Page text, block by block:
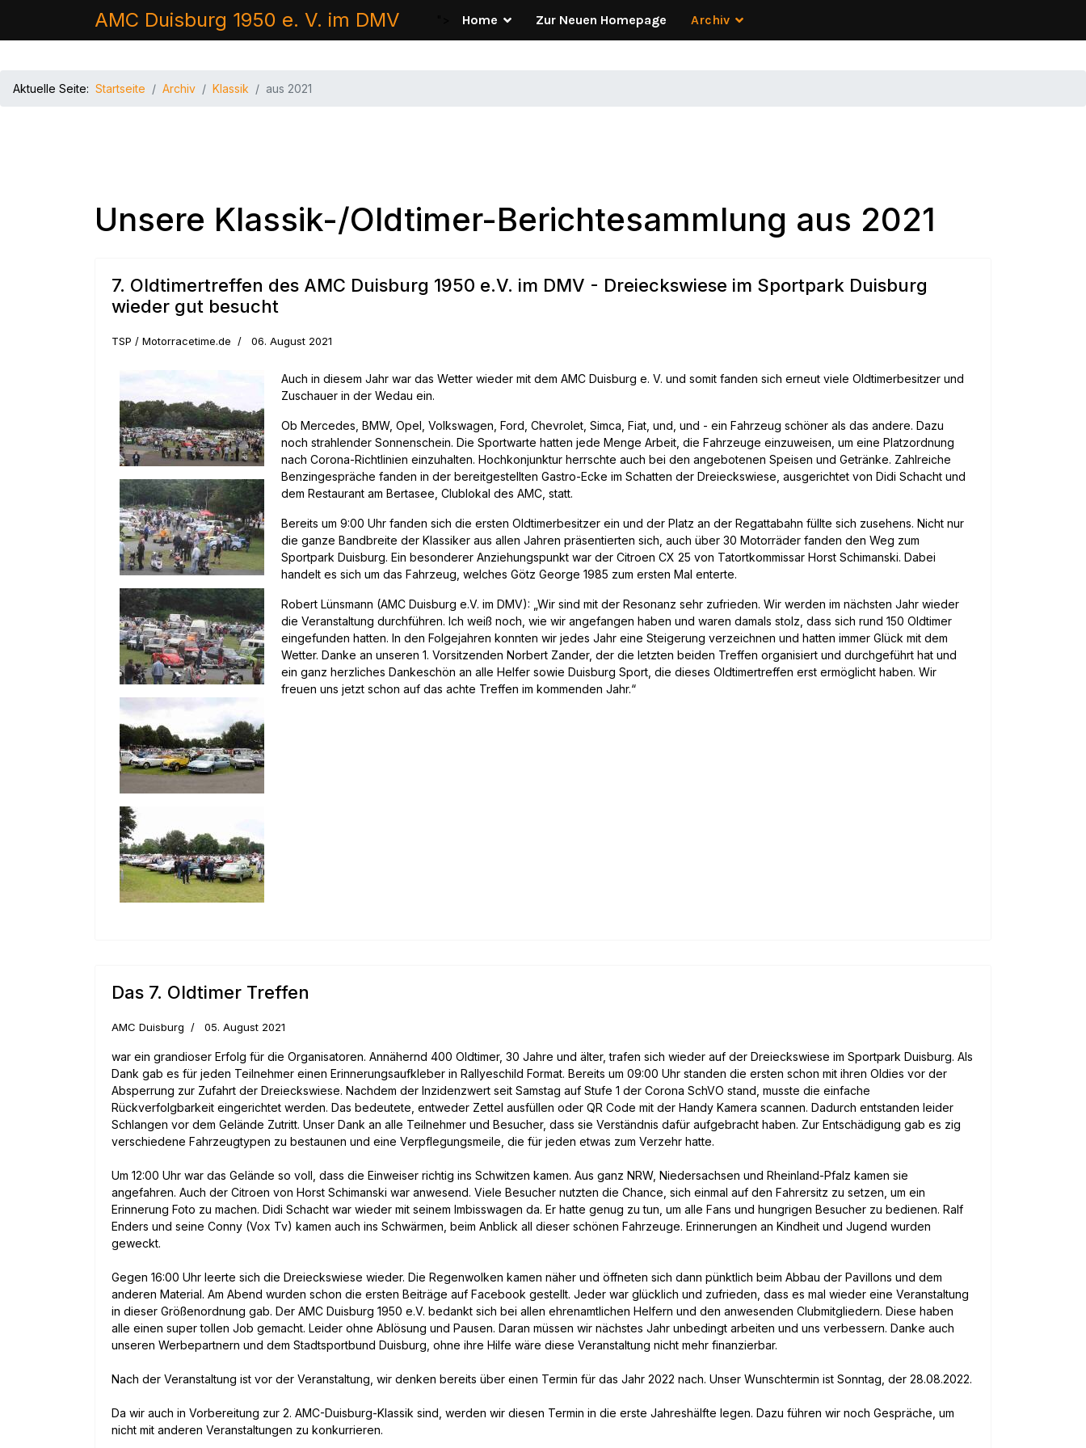
AMC Duisburg 1950 e. V. im DMV Home Zur Neuen Homepage Archiv
Aktuelle Seite: Startseite Archiv Klassik aus 2021
Unsere Klassik-/Oldtimer-Berichtesammlung aus 2021
7. Oldtimertreffen des AMC Duisburg 1950 e.V. im DMV - Dreieckswiese im Sportpark Duisburg
wieder gut besucht
TSP / Motorracetime.de 06. August 2021
Auch in diesem Jahr war das Wetter wieder mit dem AMC Duisburg e. V. und somit fanden sich erneut viele Oldtimerbesitzer und
Zuschauer in der Wedau ein.
Ob Mercedes, BMW, Opel, Volkswagen, Ford, Chevrolet, Simca, Fiat, und, und - ein Fahrzeug schöner als das andere. Dazu
noch strahlender Sonnenschein. Die Sportwarte hatten jede Menge Arbeit, die Fahrzeuge einzuweisen, um eine Platzordnung
nach Corona-Richtlinien einzuhalten. Hochkonjunktur herrschte auch bei den angebotenen Speisen und Getränke. Zahlreiche
Benzingespräche fanden in der bereitgestellten Gastro-Ecke im Schatten der Dreieckswiese, ausgerichtet von Didi Schacht und
dem Restaurant am Bertasee, Clublokal des AMC, statt.
Bereits um 9:00 Uhr fanden sich die ersten Oldtimerbesitzer ein und der Platz an der Regattabahn füllte sich zusehens. Nicht nur
die ganze Bandbreite der Klassiker aus allen Jahren präsentierten sich, auch über 30 Motorräder fanden den Weg zum
Sportpark Duisburg. Ein besonderer Anziehungspunkt war der Citroen CX 25 von Tatortkommissar Horst Schimanski. Dabei
handelt es sich um das Fahrzeug, welches Götz George 1985 zum ersten Mal enterte.
Robert Lünsmann (AMC Duisburg e.V. im DMV): „Wir sind mit der Resonanz sehr zufrieden. Wir werden im nächsten Jahr wieder
die Veranstaltung durchführen. Ich weiß noch, wie wir angefangen haben und waren damals stolz, dass sich rund 150 Oldtimer
eingefunden hatten. In den Folgejahren konnten wir jedes Jahr eine Steigerung verzeichnen und hatten immer Glück mit dem
Wetter. Danke an unseren 1. Vorsitzenden Norbert Zander, der die letzten beiden Treffen organisiert und durchgeführt hat und
ein ganz herzliches Dankeschön an alle Helfer sowie Duisburg Sport, die dieses Oldtimertreffen erst ermöglicht haben. Wir
freuen uns jetzt schon auf das achte Treffen im kommenden Jahr.“
Das 7. Oldtimer Treffen
AMC Duisburg 05. August 2021
war ein grandioser Erfolg für die Organisatoren. Annähernd 400 Oldtimer, 30 Jahre und älter, trafen sich wieder auf der Dreieckswiese im Sportpark Duisburg. Als
Dank gab es für jeden Teilnehmer einen Erinnerungsaufkleber in Rallyeschild Format. Bereits um 09:00 Uhr standen die ersten schon mit ihren Oldies vor der
Absperrung zur Zufahrt der Dreieckswiese. Nachdem der Inzidenzwert seit Samstag auf Stufe 1 der Corona SchVO stand, musste die einfache
Rückverfolgbarkeit eingerichtet werden. Das bedeutete, entweder Zettel ausfüllen oder QR Code mit der Handy Kamera scannen. Dadurch entstanden leider
Schlangen vor dem Gelände Zutritt. Unser Dank an alle Teilnehmer und Besucher, dass sie Verständnis dafür aufgebracht haben. Zur Entschädigung gab es zig
verschiedene Fahrzeugtypen zu bestaunen und eine Verpflegungsmeile, die für jeden etwas zum Verzehr hatte.
Um 12:00 Uhr war das Gelände so voll, dass die Einweiser richtig ins Schwitzen kamen. Aus ganz NRW, Niedersachsen und Rheinland-Pfalz kamen sie
angefahren. Auch der Citroen von Horst Schimanski war anwesend. Viele Besucher nutzten die Chance, sich einmal auf den Fahrersitz zu setzen, um ein
Erinnerung Foto zu machen. Didi Schacht war wieder mit seinem Imbisswagen da. Er hatte genug zu tun, um alle Fans und hungrigen Besucher zu bedienen. Ralf
Enders und seine Conny (Vox Tv) kamen auch ins Schwärmen, beim Anblick all dieser schönen Fahrzeuge. Erinnerungen an Kindheit und Jugend wurden
geweckt.
Gegen 16:00 Uhr leerte sich die Dreieckswiese wieder. Die Regenwolken kamen näher und öffneten sich dann pünktlich beim Abbau der Pavillons und dem
anderen Material. Am Abend wurden schon die ersten Beiträge auf Facebook gestellt. Jeder war glücklich und zufrieden, dass es mal wieder eine Veranstaltung
in dieser Größenordnung gab. Der AMC Duisburg 1950 e.V. bedankt sich bei allen ehrenamtlichen Helfern und den anwesenden Clubmitgliedern. Diese haben
alle einen super tollen Job gemacht. Leider ohne Ablösung und Pausen. Daran müssen wir nächstes Jahr unbedingt arbeiten und uns verbessern. Danke auch
unseren Werbepartnern und dem Stadtsportbund Duisburg, ohne ihre Hilfe wäre diese Veranstaltung nicht mehr finanzierbar.
Nach der Veranstaltung ist vor der Veranstaltung, wir denken bereits über einen Termin für das Jahr 2022 nach. Unser Wunschtermin ist Sonntag, der 28.08.2022.
Da wir auch in Vorbereitung zur 2. AMC-Duisburg-Klassik sind, werden wir diesen Termin in die erste Jahreshälfte legen. Dazu führen wir noch Gespräche, um
nicht mit anderen Veranstaltungen zu konkurrieren.